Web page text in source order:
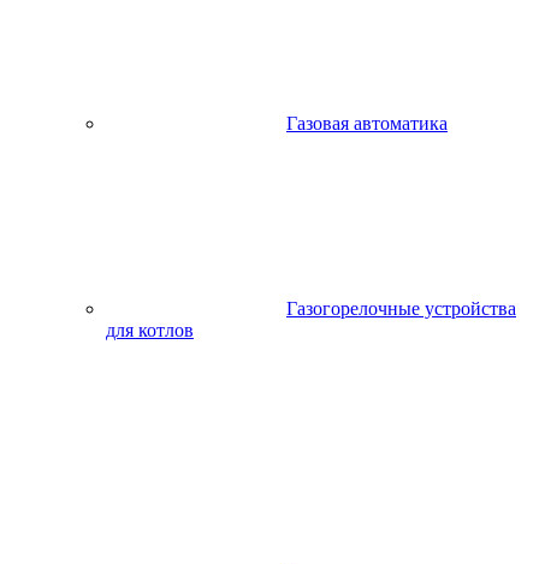
Газовая автоматика
Газогорелочные устройства
для котлов